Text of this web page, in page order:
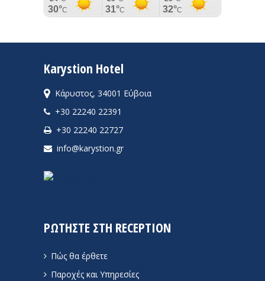
Karystion Hotel
Κάρυστος, 34001 Εύβοια
+30 22240 22391
+30 22240 22727
info@karystion.gr
ΡΩΤΗΣΤΕ ΣΤΗ RECEPTION
Πώς θα έρθετε
Παροχές και Υπηρεσίες